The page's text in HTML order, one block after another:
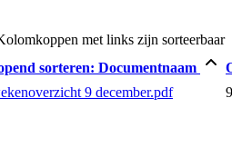
met links zijn sorteerbaar
sorteren: Documentnaam
9 december.pdf